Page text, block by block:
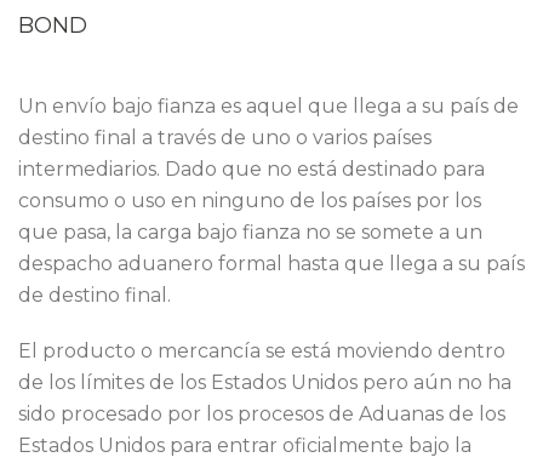
BOND
Un envío bajo fianza es aquel que llega a su país de
destino final a través de uno o varios países
intermediarios. Dado que no está destinado para
consumo o uso en ninguno de los países por los
que pasa, la carga bajo fianza no se somete a un
despacho aduanero formal hasta que llega a su país
de destino final.
El producto o mercancía se está moviendo dentro
de los límites de los Estados Unidos pero aún no ha
sido procesado por los procesos de Aduanas de los
Estados Unidos para entrar oficialmente bajo la